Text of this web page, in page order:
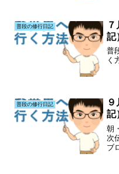
普段の修行日記
記
普
く
普段の修行日記
記
朝
次
ブ